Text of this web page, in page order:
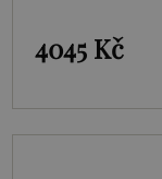
4045 Kč